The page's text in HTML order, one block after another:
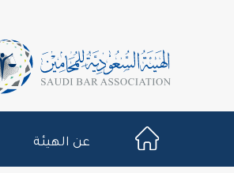
عن الهيئة